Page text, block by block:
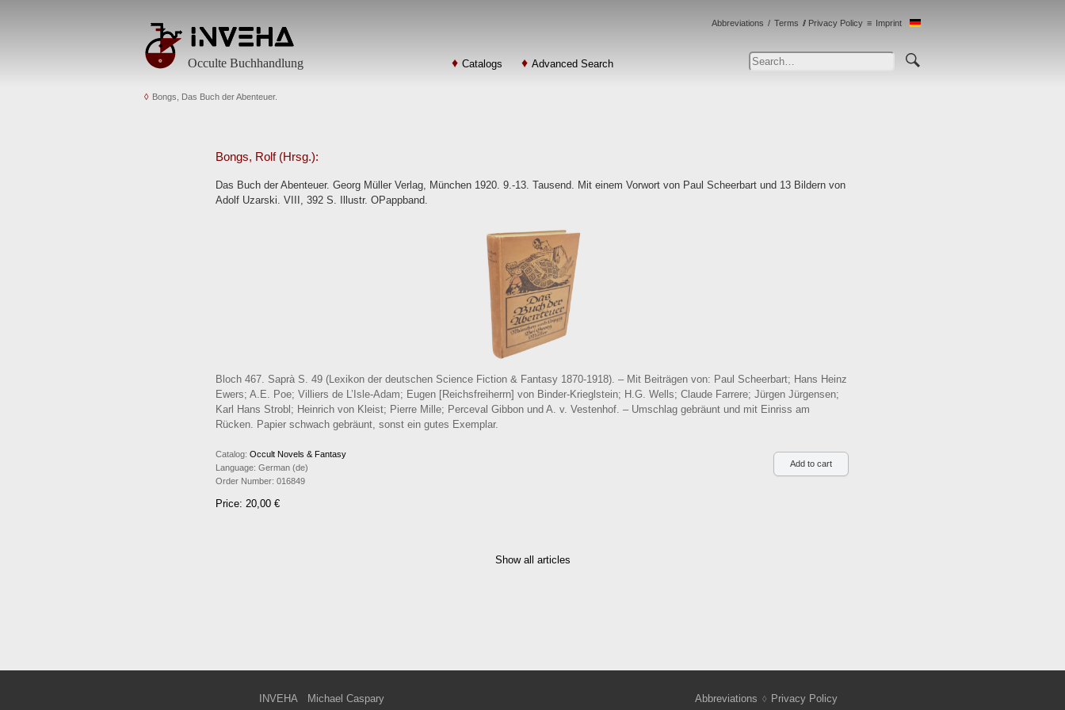
Occulte Buchhandlung Catalogs Advanced Search
Abbreviations Terms Privacy Policy Imprint
Bongs, Das Buch der Abenteuer.
Bongs, Rolf (Hrsg.):
Das Buch der Abenteuer. Georg Müller Verlag, München 1920. 9.-13. Tausend. Mit einem Vorwort von Paul Scheerbart und 13 Bildern von
Adolf Uzarski. VIII, 392 S. Illustr. OPappband.
Bloch 467. Saprà S. 49 (Lexikon der deutschen Science Fiction & Fantasy 1870-1918). – Mit Beiträgen von: Paul Scheerbart; Hans Heinz
Ewers; A.E. Poe; Villiers de L’Isle-Adam; Eugen [Reichsfreiherrn] von Binder-Krieglstein; H.G. Wells; Claude Farrere; Jürgen Jürgensen;
Karl Hans Strobl; Heinrich von Kleist; Pierre Mille; Perceval Gibbon und A. v. Vestenhof. – Umschlag gebräunt und mit Einriss am
Rücken. Papier schwach gebräunt, sonst ein gutes Exemplar.
Catalog: Occult Novels & Fantasy
Language: German (de)
Order Number: 016849
Price: 20,00 €
Show all articles
INVEHA
Michael Caspary
Abbreviations
Privacy Policy